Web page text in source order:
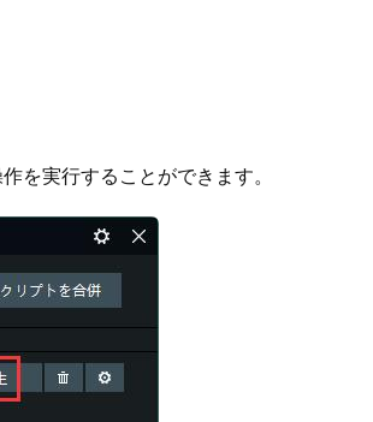
を実行することができます。